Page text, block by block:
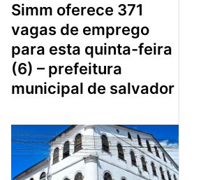
simm oferece 371
vagas de emprego
para esta quinta-feira
(6) – prefeitura
municipal de salvador